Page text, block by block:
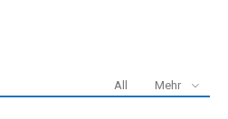
All Mehr